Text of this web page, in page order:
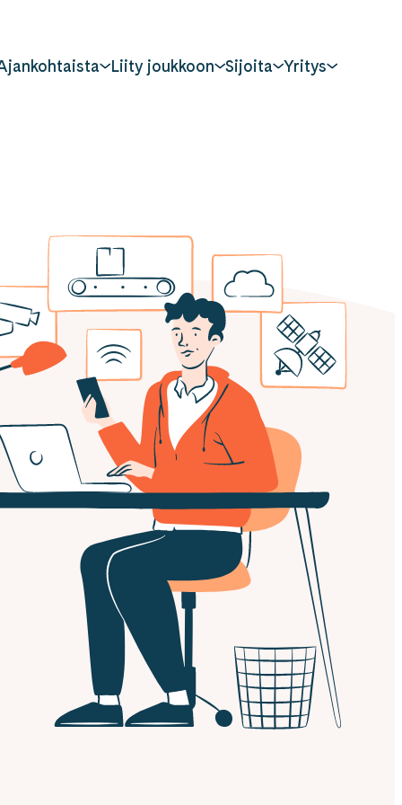
Liity joukkoon Sijoita Yritys